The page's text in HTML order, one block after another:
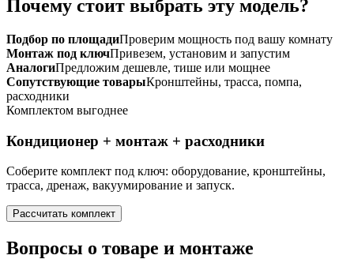
Почему стоит выбрать эту модель?
Подбор по площадиПроверим мощность под вашу комнату
Монтаж под ключПривезем, установим и запустим
АналогиПредложим дешевле, тише или мощнее
Сопутствующие товарыКронштейны, трасса, помпа,
расходники
Комплектом выгоднее
Кондиционер + монтаж + расходники
Соберите комплект под ключ: оборудование, кронштейны,
трасса, дренаж, вакуумирование и запуск.
Рассчитать комплект
Вопросы о товаре и монтаже